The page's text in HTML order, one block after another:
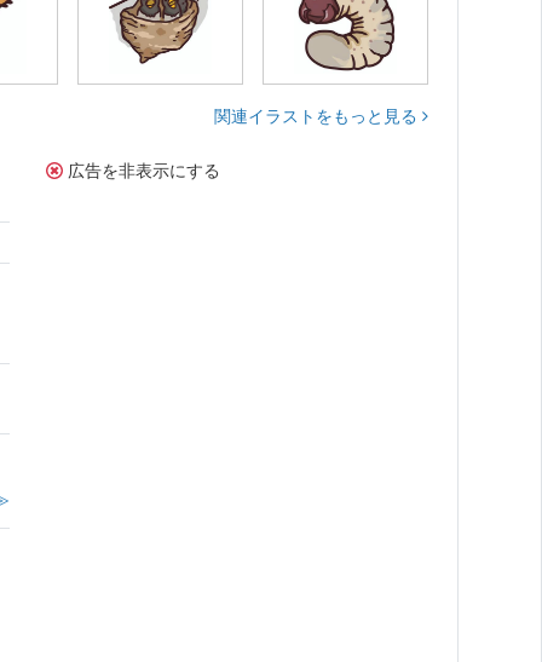
関連イラストをもっと見る
広告を非表示にする